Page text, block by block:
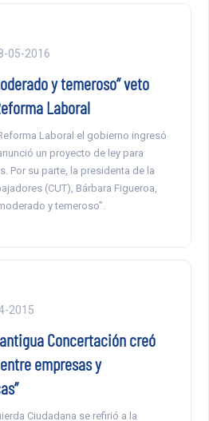
05-2016
y temeroso” veto
Laboral
Laboral el gobierno ingresó
un proyecto de ley para
Por su parte, la presidenta de la
(CUT), Bárbara Figueroa,
y temeroso”.
2015
Concertación creó
empresas y
Ciudadana se refirió a la